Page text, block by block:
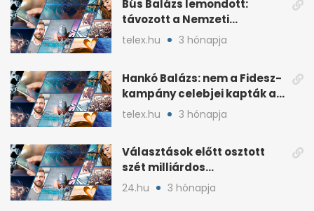
Bús Balázs lemondott:
távozott a Nemzeti
Kulturális Alap alelnöke
telex.hu 3 hónapja
Hankó Balázs: nem a Fidesz-
kampány celebjei kapták az
NKA-milliárdokat
telex.hu 3 hónapja
Választások előtt osztott
szét milliárdos
szponzorpénzt a
Szerencsejáték Zrt.
24.hu 3 hónapja